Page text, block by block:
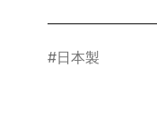
日本製